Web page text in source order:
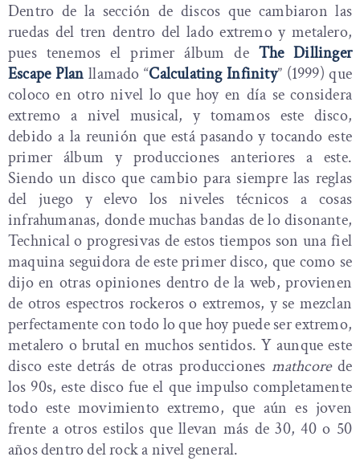
Dentro de la sección de discos que cambiaron las
ruedas del tren dentro del lado extremo y metalero,
pues tenemos el primer álbum de The Dillinger
Escape Plan llamado “Calculating Infinity” (1999) que
coloco en otro nivel lo que hoy en día se considera
extremo a nivel musical, y tomamos este disco,
debido a la reunión que está pasando y tocando este
primer álbum y producciones anteriores a este.
Siendo un disco que cambio para siempre las reglas
del juego y elevo los niveles técnicos a cosas
infrahumanas, donde muchas bandas de lo disonante,
Technical o progresivas de estos tiempos son una fiel
maquina seguidora de este primer disco, que como se
dijo en otras opiniones dentro de la web, provienen
de otros espectros rockeros o extremos, y se mezclan
perfectamente con todo lo que hoy puede ser extremo,
metalero o brutal en muchos sentidos. Y aunque este
disco este detrás de otras producciones mathcorede
los 90s, este disco fue el que impulso completamente
todo este movimiento extremo, que aún es joven
frente a otros estilos que llevan más de 30, 40 o 50
años dentro del rock a nivel general.